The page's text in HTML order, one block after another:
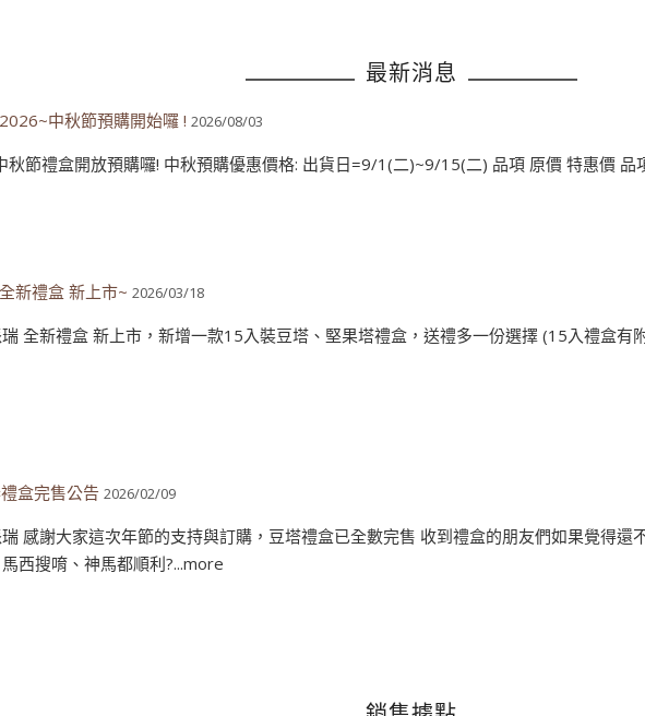
最新消息
2026~中秋節預購開始囉 ! 2026/08/03
秋節禮盒開放預購囉! 中秋預購優惠價格: 出貨日=9/1(二)~9/15(二) 品項 原價 特惠價
全新禮盒 新上市~ 2026/03/18
全新禮盒 新上市，新增一款15入裝豆塔、堅果塔禮盒，送禮多一份選擇 (15入禮盒有
盒完售公告 2026/02/09
感謝大家這次年節的支持與訂購，豆塔禮盒已全數完售 收到禮盒的朋友們如果覺得還
西搜唷、神馬都順利?...more